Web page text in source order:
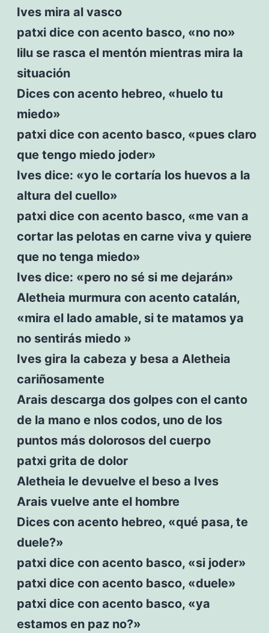
Ives mira al vasco
patxi dice con acento basco, «no no»
lilu se rasca el mentón mientras mira la
situación
Dices con acento hebreo, «huelo tu
miedo»
patxi dice con acento basco, «pues claro
que tengo miedo joder»
Ives dice: «yo le cortaría los huevos a la
altura del cuello»
patxi dice con acento basco, «me van a
cortar las pelotas en carne viva y quiere
que no tenga miedo»
Ives dice: «pero no sé si me dejarán»
Aletheia murmura con acento catalán,
«mira el lado amable, si te matamos ya
no sentirás miedo »
Ives gira la cabeza y besa a Aletheia
cariñosamente
Arais descarga dos golpes con el canto
de la mano e nlos codos, uno de los
puntos más dolorosos del cuerpo
patxi grita de dolor
Aletheia le devuelve el beso a Ives
Arais vuelve ante el hombre
Dices con acento hebreo, «qué pasa, te
duele?»
patxi dice con acento basco, «si joder»
patxi dice con acento basco, «duele»
patxi dice con acento basco, «ya
estamos en paz no?»